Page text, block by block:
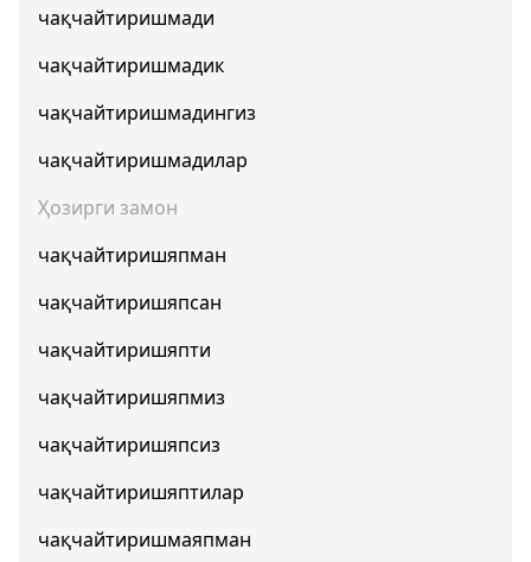
чақчайтиришмади
чақчайтиришмадик
чақчайтиришмадингиз
чақчайтиришмадилар
Ҳозирги замон
чақчайтиришяпман
чақчайтиришяпсан
чақчайтиришяпти
чақчайтиришяпмиз
чақчайтиришяпсиз
чақчайтиришяптилар
чақчайтиришмаяпман